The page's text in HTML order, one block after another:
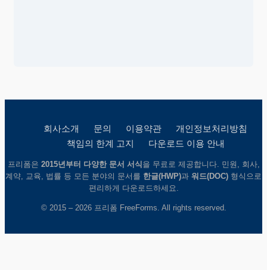
회사소개 문의 이용약관
개인정보처리방침
책임의 한계 고지
다운로드 이용 안내
프리폼은 2015년부터 다양한 문서 서식을 무료로 제공합니다. 민원, 회사,
계약, 교육, 법률 등 모든 분야의 문서를 한글(HWP)과 워드(DOC) 형식으로
편리하게 다운로드하세요.
© 2015 – 2026 프리폼 FreeForms. All rights reserved.